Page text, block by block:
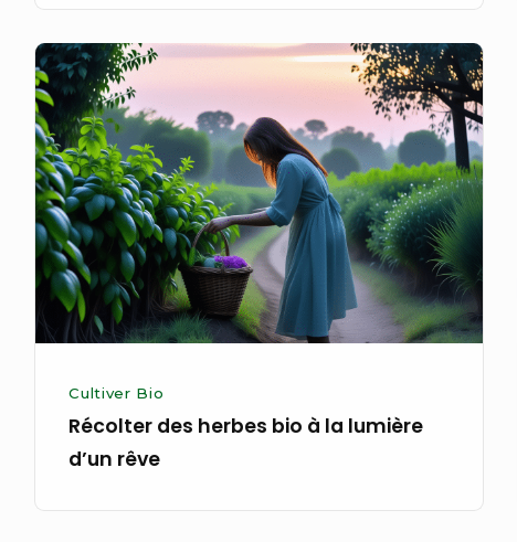
Récolter
des
herbes
bio
à
la
lumière
d’un
rêve
Cultiver Bio
Récolter des herbes bio à la lumière
d’un rêve